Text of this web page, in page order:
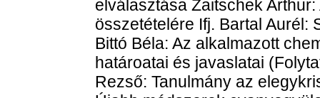
elválasztása Zaitschek
összetételére Ifj. Bartal Aurél:
Bittó Béla: Az alkalmazott
határoatai és javaslatai
Rezső: Tanulmány az